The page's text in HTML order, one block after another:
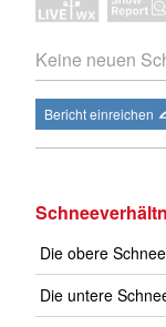
Keine neuen
Bericht einreichen
Die obere
Die untere